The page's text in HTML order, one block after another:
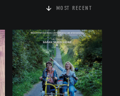
MOST RECENT